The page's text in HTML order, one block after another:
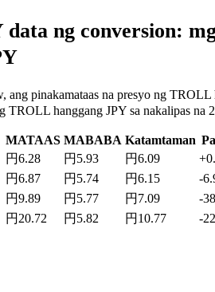
ng conversion:
ang pinakamataas na presyo ng
TROLL hanggang JPY sa nakalipas na
MATAAS MABABA Katamtaman
円6.28 円5.93 円6.09
円6.87 円5.74 円6.15
-
円9.89 円5.77 円7.09
-
円20.72 円5.82 円10.77 -